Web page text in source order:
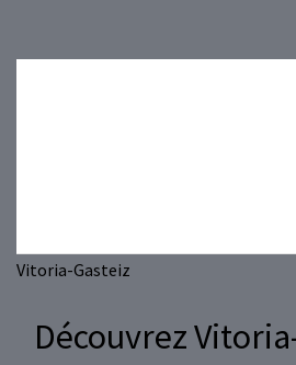
Vitoria-Gasteiz
Découvrez